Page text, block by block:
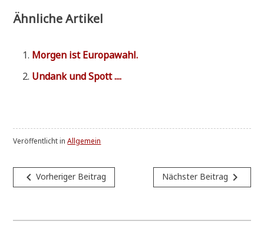
Ähnliche Artikel
Mor­gen ist Europawahl.
Undank und Spott ....
Veröffentlicht inAllgemein
Beitragsnavigation
navigate_beforeVorheriger Beitrag Nächster Beitrag navigate_next